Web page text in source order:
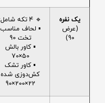
یک نفره
(عرض
90)
🔹 4 تکه شامل:
▪️ لحاف مناسب
تخت 90
▪️ کاور بالش
50×70
▪️ کاور تشک
کش‌دوزی شده
22×200×90